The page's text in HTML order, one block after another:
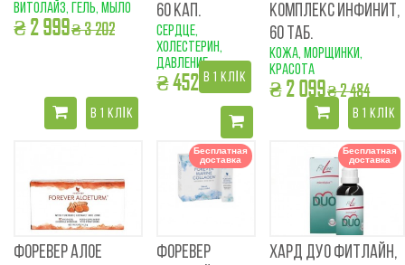
витолайз, гель, мыло
₴ 2 999₴ 3 202
В 1 КЛІК
60 КАП.
сердце,
холестерин,
давление
₴ 452 ₴ 519
В 1 КЛІК
КОМПЛЕКС ИНФИНИТ,
60 ТАБ.
кожа, морщинки,
красота
₴ 2 099₴ 2 484
В 1 КЛІК
ФОРЕВЕР АЛОЕ
Бесплатная
доставка
ФОРЕВЕР
Бесплатная
доставка
ХАРД ДУО ФИТЛАЙН,